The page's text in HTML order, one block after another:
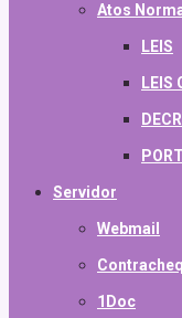
Atos
LEIS
LEIS
Servidor
Webmail
1Doc